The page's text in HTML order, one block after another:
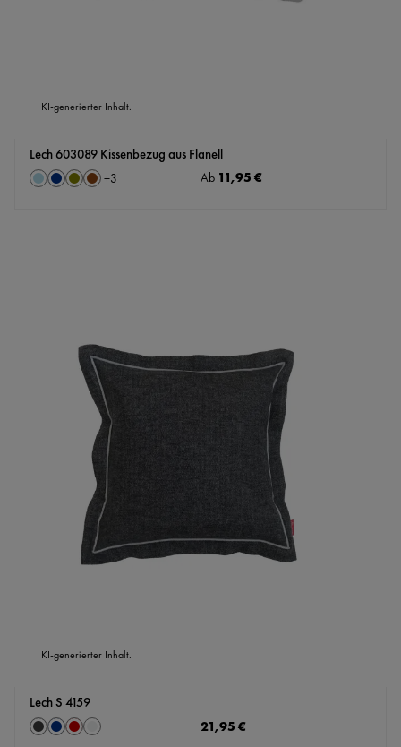
KI-generierter Inhalt.
Lech 603089 Kissenbezug aus Flanell
Farbeauswählen
Hellblau
(Diese Option ist zurzeit nicht verfügbar.)
Marine
OlivRostbraun
+3 Regulärer Preis:
Ab 11,95 €
KI-generierter Inhalt.
Lech S 4159
Farbeauswählen
Anthrazit
Marine
rot silber
Regulärer Preis:
21,95 €